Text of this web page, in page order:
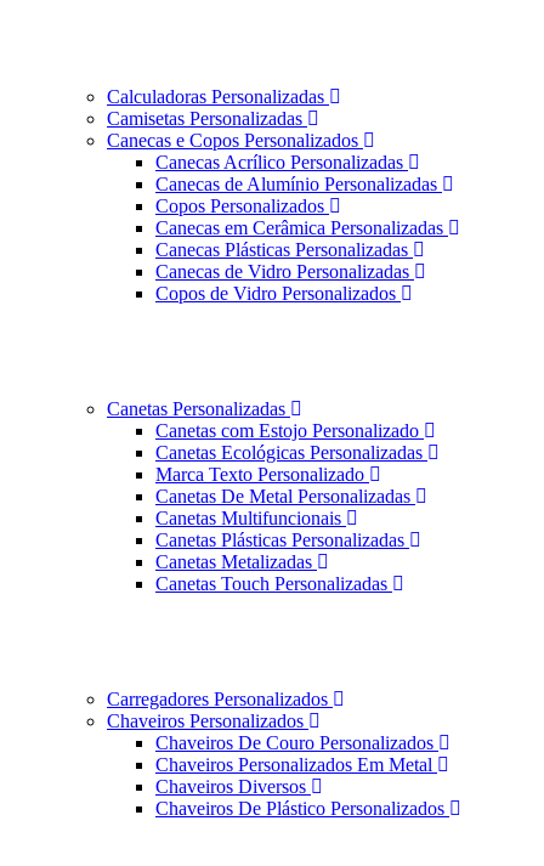
Calculadoras Personalizadas
Camisetas Personalizadas
Canecas e Copos Personalizados
Canecas Acrílico Personalizadas
Canecas de Alumínio Personalizadas
Copos Personalizados
Canecas em Cerâmica Personalizadas
Canecas Plásticas Personalizadas
Canecas de Vidro Personalizadas
Copos de Vidro Personalizados
Canetas Personalizadas
Canetas com Estojo Personalizado
Canetas Ecológicas Personalizadas
Marca Texto Personalizado
Canetas De Metal Personalizadas
Canetas Multifuncionais
Canetas Plásticas Personalizadas
Canetas Metalizadas
Canetas Touch Personalizadas
Carregadores Personalizados
Chaveiros Personalizados
Chaveiros De Couro Personalizados
Chaveiros Personalizados Em Metal
Chaveiros Diversos
Chaveiros De Plástico Personalizados